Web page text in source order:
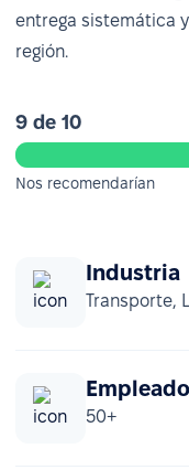
entrega sistemática
región.
9 de 10
Nos recomendarían
Industria
Transporte,
50+